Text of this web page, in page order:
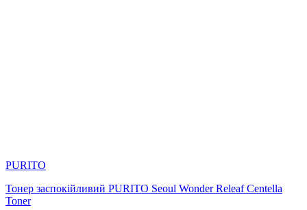
PURITO
Тонер заспокійливий PURITO Seoul Wonder Releaf Centella
Toner